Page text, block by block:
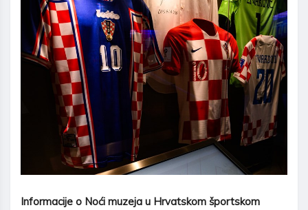
Informacije o Noći muzeja u Hrvatskom športskom